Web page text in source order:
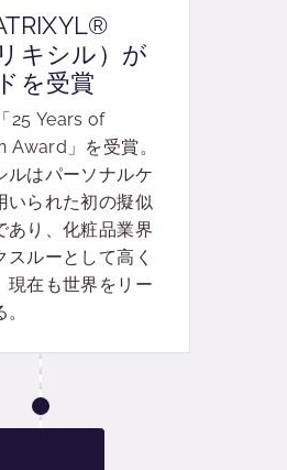
キシル）が
を受賞
25 Years of
Award」を受賞。
ルはパーソナルケ
いられた初の擬似
あり、化粧品業界
スルーとして高く
現在も世界をリー